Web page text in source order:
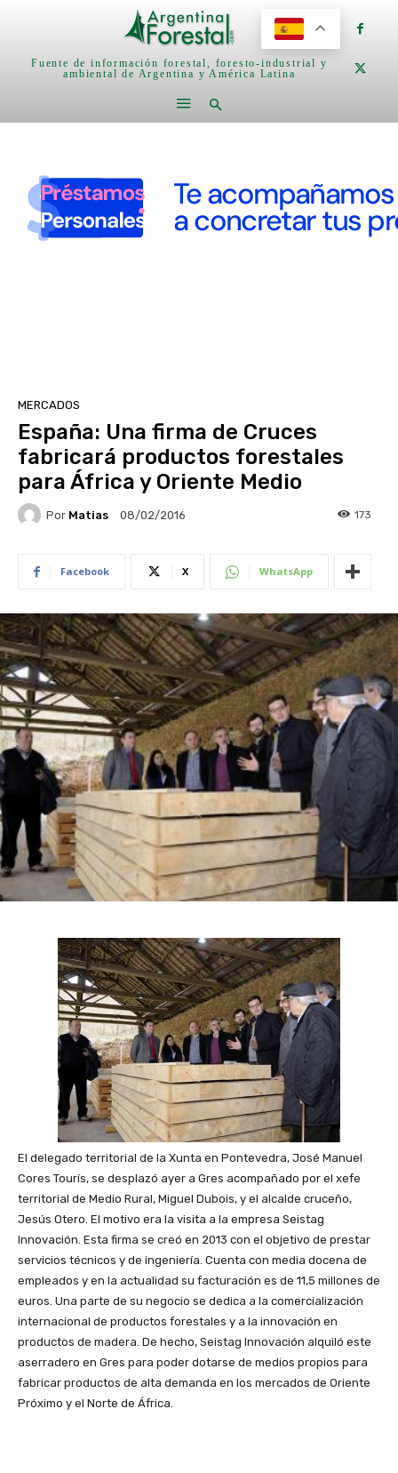
Fuente de información forestal, foresto-industrial y
ambiental de Argentina y América Latina
MERCADOS
España: Una firma de Cruces
fabricará productos forestales
para África y Oriente Medio
Por Matias 08/02/2016 173
Facebook X WhatsApp
El delegado territorial de la Xunta en Pontevedra, José Manuel
Cores Tourís, se desplazó ayer a Gres acompañado por el xefe
territorial de Medio Rural, Miguel Dubois, y el alcalde cruceño,
Jesús Otero. El motivo era la visita a la empresa Seistag
Innovación. Esta firma se creó en 2013 con el objetivo de prestar
servicios técnicos y de ingeniería. Cuenta con media docena de
empleados y en la actualidad su facturación es de 11,5 millones de
euros. Una parte de su negocio se dedica a la comercialización
internacional de productos forestales y a la innovación en
productos de madera. De hecho, Seistag Innovación alquiló este
aserradero en Gres para poder dotarse de medios propios para
fabricar productos de alta demanda en los mercados de Oriente
Próximo y el Norte de África.